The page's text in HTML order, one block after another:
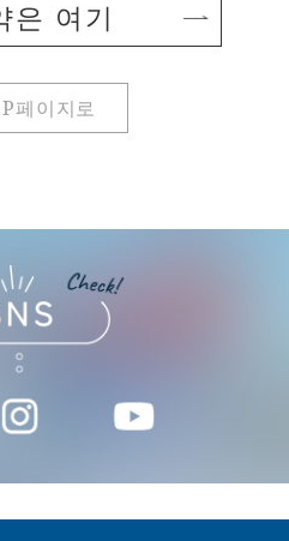
은 여기
페이지로